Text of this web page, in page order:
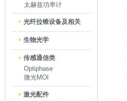
太赫兹功率计
光纤拉锥设备及相关
生物光学
传感通信类
Optiphase
微光MOI
激光配件